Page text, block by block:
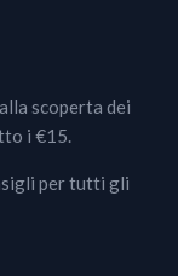
scoperta dei
i €15.
per tutti gli